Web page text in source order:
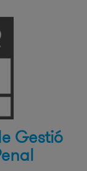
Gestió